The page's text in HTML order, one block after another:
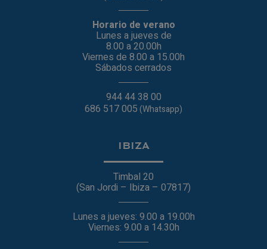
Horario de verano
Lunes a jueves de
8.00 a 20.00h
Viernes de 8.00 a 15.00h
Sábados cerrados
944 44 38 00
686 517 005(Whatsapp)
IBIZA
Timbal 20
(San Jordi – Ibiza – 07817)
Lunes a jueves: 9.00 a 19.00h
Viernes: 9.00 a 14.30h